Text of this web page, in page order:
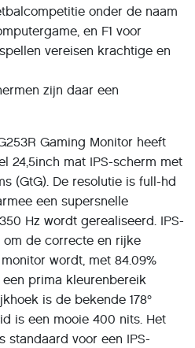
onder de naam
en F1 voor
vereisen krachtige en
zijn daar een
Gaming Monitor heeft
24,5inch mat IPS-scherm met
(GtG). De resolutie is full-hd
een supersnelle
Hz wordt gerealiseerd. IPS-
de correcte en rijke
wordt, met 84.09%
een prima kleurenbereik
is de bekende 178°
is een mooie 400 nits. Het
standaard voor een IPS-